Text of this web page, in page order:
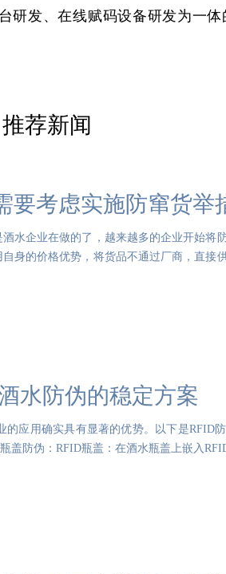
研发、在线赋码设备研发为一
推荐新闻
要考虑实施防窜货举
水企业在做的了，越来越多的企业开始将
身的价格优势，将货品不通过厂商，直接
水防伪的稳定方案
的应用确实具有显著的优势。以下是RFID
盖防伪：RFID瓶盖：在酒水瓶盖上嵌入